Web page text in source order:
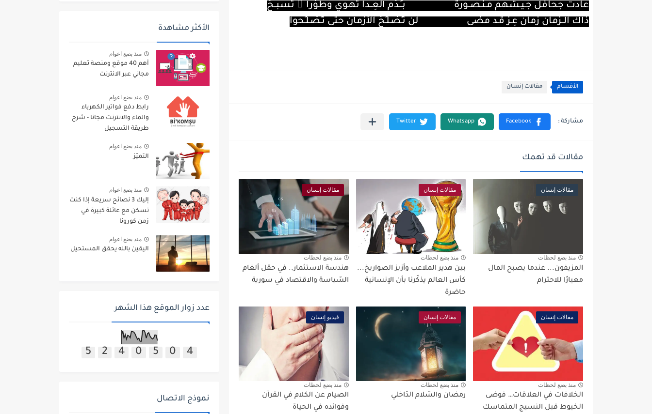
عادتْ جحافل جـيـشهم مـنـصــورة
بــِـدَم العِــدا تهـوي وطوْرا ً تسبــحُ
ذاك الــزمان زمان عِـزٍّ قـد مضى
لن تـَصْـلـُحَ الأزمانُ حتى تـَصْـلـُحوا
الأقسام مقالات إنسان
مقالات قد تهمك
مقالات إنسان
منذ بضع لحظات
المزيفون... عندما يصبح المال
معيارًا للاحترام
مقالات إنسان
منذ بضع لحظات
بين هدير الملاعب وأزيز الصواريخ...
كأس العالم يذكّرنا بأن الإنسانية
حاضرة
مقالات إنسان
منذ بضع لحظات
هندسة الاستثمار.. في حقل ألغام
السّياسة والاقتصاد في سورية
مقالات إنسان
منذ بضع لحظات
الخلافات في العلاقات… فوضى
الخيوط قبل النسيج المتماسك
مقالات إنسان
منذ بضع لحظات
رمضان والسّلام الدّاخلي
فيديو إنسان
منذ بضع لحظات
الصيام عن الكلام في القرآن
وفوائده في الحياة
الأكثر مشاهدة
منذ بضع اعوام
أهم 40 موقع ومنصة تعليم
مجاني عبر الانترنت
منذ بضع اعوام
رابط دفع فواتير الكهرباء
والماء والانترنت مجانا - شرح
طريقة التسجيل
منذ بضع اعوام
التميّز
منذ بضع اعوام
إليك 3 نصائح سريعة إذا كنت
تسكن مع عائلة كبيرة في
زمن كورونا
منذ بضع اعوام
اليقين بالله يحقق المستحيل
عدد زوار الموقع هذا الشهر
5 2 4 0 5 0 4
نموذج الاتصال